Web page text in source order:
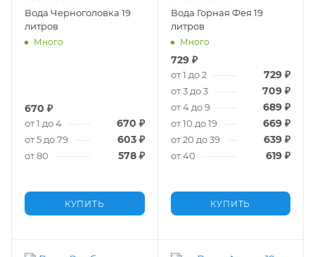
Вода Черноголовка 19
литров
Много
670 ₽
от 1 до 4 670 ₽
от 5 до 79 603₽
от 80 578₽
КУПИТЬ
Вода Горная Фея 19
литров
Много
729₽
от 1 до 2 729 ₽
от 3 до 3 709 ₽
от 4 до 9 689 ₽
от 10 до 19 669 ₽
от 20 до 39 639 ₽
от 40 619 ₽
КУПИТЬ